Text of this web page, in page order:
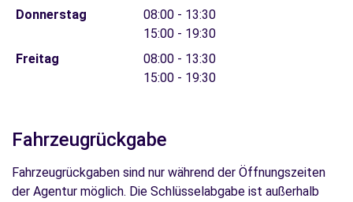
Donnerstag
08:00 - 13:30
15:00 - 19:30
Freitag
08:00 - 13:30
15:00 - 19:30
Fahrzeugrückgabe
Fahrzeugrückgaben sind nur während der Öffnungszeiten
der Agentur möglich. Die Schlüsselabgabe ist außerhalb